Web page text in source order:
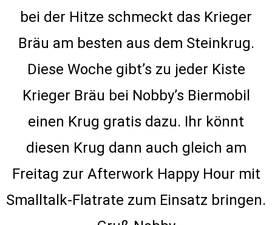
bei der Hitze schmeckt das Krieger
Bräu am besten aus dem Steinkrug.
Diese Woche gibt’s zu jeder Kiste
Krieger Bräu bei Nobby’s Biermobil
einen Krug gratis dazu. Ihr könnt
diesen Krug dann auch gleich am
Freitag zur Afterwork Happy Hour mit
Smalltalk-Flatrate zum Einsatz bringen.